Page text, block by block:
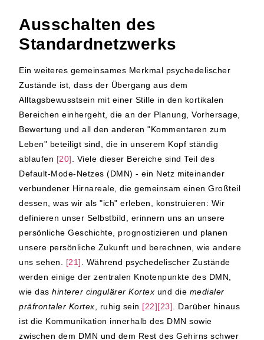
Ausschalten des
Standardnetzwerks
Ein weiteres gemeinsames Merkmal psychedelischer
Zustände ist, dass der Übergang aus dem
Alltagsbewusstsein mit einer Stille in den kortikalen
Bereichen einhergeht, die an der Planung, Vorhersage,
Bewertung und all den anderen "Kommentaren zum
Leben" beteiligt sind, die in unserem Kopf ständig
ablaufen [20]
. Viele dieser Bereiche sind Teil des
Default-Mode-Netzes (DMN) - ein Netz miteinander
verbundener Hirnareale, die gemeinsam einen Großteil
dessen, was wir als "ich" erleben, konstruieren: Wir
definieren unser Selbstbild, erinnern uns an unsere
persönliche Geschichte, prognostizieren und planen
unsere persönliche Zukunft und berechnen, wie andere
uns sehen. [21]
. Während psychedelischer Zustände
werden einige der zentralen Knotenpunkte des DMN,
wie dashinterer cingulärer Kortex und die medialer
präfrontaler Kortex , ruhig sein [22][23] . Darüber hinaus
ist die Kommunikation innerhalb des DMN sowie
zwischen dem DMN und dem Rest des Gehirns schwer